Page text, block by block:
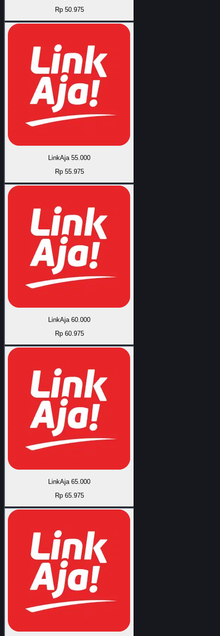
Rp 50.975
LinkAja 55.000
Rp 55.975
LinkAja 60.000
Rp 60.975
LinkAja 65.000
Rp 65.975